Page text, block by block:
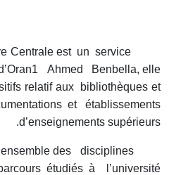
Centrale est un service
Ahmed Benbella, elle
relatif aux bibliothèques et
et établissements
d’enseignements supérieurs.
des disciplines
étudiés à l’université